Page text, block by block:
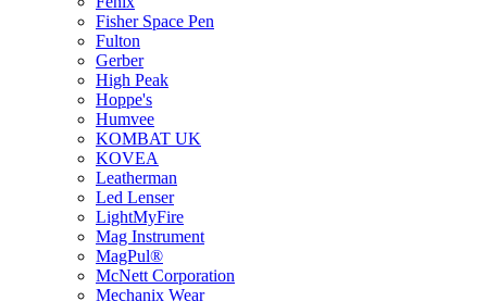
Fisher Space Pen
Fulton
Gerber
High Peak
Hoppe's
Humvee
KOMBAT UK
KOVEA
Leatherman
Led Lenser
LightMyFire
Mag Instrument
MagPul®
McNett Corporation
Mechanix Wear